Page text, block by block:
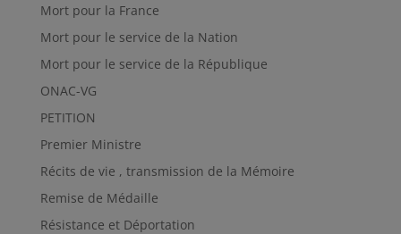
Mort pour la France
Mort pour le service de la Nation
Mort pour le service de la République
ONAC-VG
PETITION
Premier Ministre
Récits de vie , transmission de la Mémoire
Remise de Médaille
Résistance et Déportation